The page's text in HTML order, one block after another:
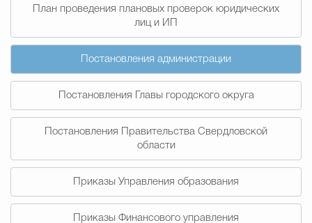
Муниципальные
Счётная палата Городского
План проведения плановых проверок юридических
лиц и ИП
Постановления администрации
Постановления Главы городского округа
Постановления Правительства Свердловской
области
Приказы Управления образования
Приказы Финансового управления